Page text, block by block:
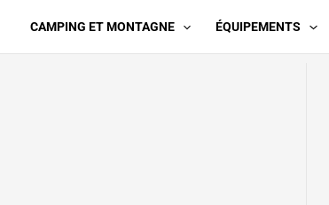
CAMPING ET MONTAGNE ÉQUIPEMENTS